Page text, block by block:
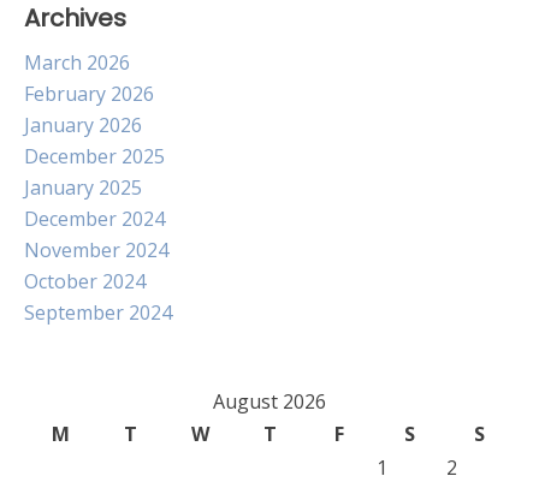
Archives
March 2026
February 2026
January 2026
December 2025
January 2025
December 2024
November 2024
October 2024
September 2024
August 2026
M
T W T F S
S
1
2